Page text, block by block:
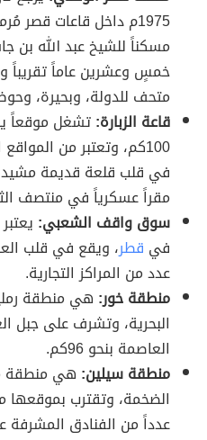
1975م داخل قاعات قصر
مسكناً للشيخ عبد الله بن
خمسٍ وعشرين عاماً تقريباً
متحف للدولة، وبحيرة،
قاعة الزبارة:تشغل موقعاً
100كم، وتعتبر من
مقراً عسكرياً في منتصف
سوق واقف الشعبي:
في قطر، ويقع في قلب
عدد من المراكز التجارية.
منطقة خور: هي منطقة
البحرية، وتشرف على جبل
العاصمة بنحو 96كم.
منطقة سيلين: هي منطقة
الضخمة، وتقترب
عدداً من الفنادق